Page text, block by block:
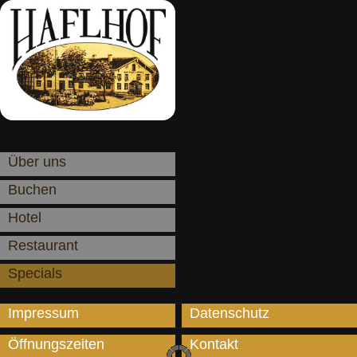
Über uns
Buchen
Hotel
Restaurant
Specials
Impressum
Datenschutz
Öffnungszeiten
Kontakt